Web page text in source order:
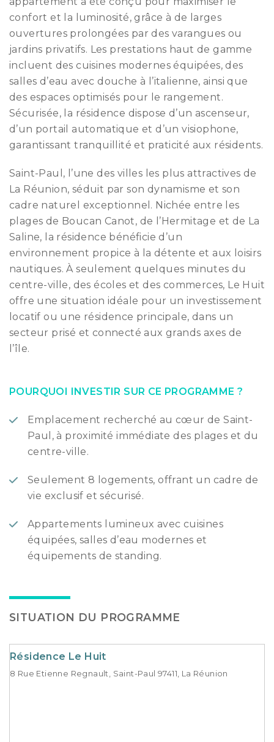
confort et la luminosité, grâce à de larges
ouvertures prolongées par des varangues ou
jardins privatifs. Les prestations haut de gamme
incluent des cuisines modernes équipées, des
salles d’eau avec douche à l’italienne, ainsi que
des espaces optimisés pour le rangement.
Sécurisée, la résidence dispose d’un ascenseur,
d’un portail automatique et d’un visiophone,
garantissant tranquillité et praticité aux résidents.
Saint-Paul, l’une des villes les plus attractives de
La Réunion, séduit par son dynamisme et son
cadre naturel exceptionnel. Nichée entre les
plages de Boucan Canot, de l’Hermitage et de La
Saline, la résidence bénéficie d’un
environnement propice à la détente et aux loisirs
nautiques. À seulement quelques minutes du
centre-ville, des écoles et des commerces, Le Huit
offre une situation idéale pour un investissement
locatif ou une résidence principale, dans un
secteur prisé et connecté aux grands axes de
l’île.
POURQUOI INVESTIR SUR CE PROGRAMME ?
Emplacement recherché au cœur de Saint-
Paul, à proximité immédiate des plages et du
centre-ville.
Seulement 8 logements, offrant un cadre de
vie exclusif et sécurisé.
Appartements lumineux avec cuisines
équipées, salles d’eau modernes et
équipements de standing.
SITUATION DU PROGRAMME
Résidence Le Huit
8 Rue Etienne Regnault, Saint-Paul 97411, La Réunion